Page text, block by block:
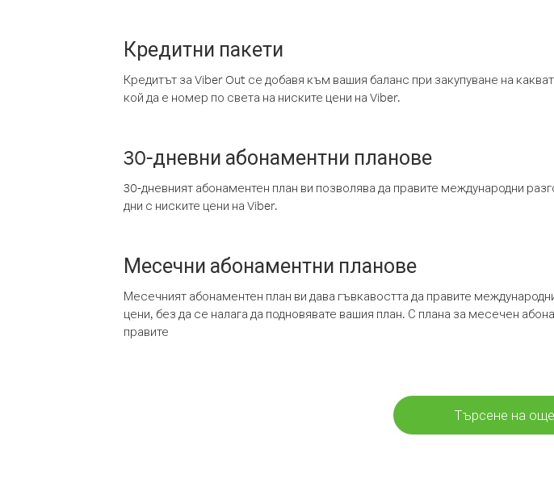
Кредитни пакети
Кредитът за Viber Out се добавя към вашия баланс при закупуване на
кой да е номер по света на ниските цени на Viber.
30-дневни абонаментни планове
30-дневният абонаментен план ви позволява да правите международни
дни с ниските цени на Viber.
Месечни абонаментни планове
Месечният абонаментен план ви дава гъвкавостта да правите
цени, без да се налага да подновявате вашия план. С плана за месечен
правите
Търсене на